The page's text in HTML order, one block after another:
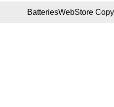
BatteriesWebStore